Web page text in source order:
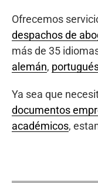
Ofrecemos
despachos de
más de 35
alemán,
Ya sea que
documentos
académicos,